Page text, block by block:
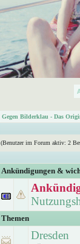
Gegen Bilderklau - Das
(Benutzer im Forum aktiv: 2
Ankündigungen &
Themen
Dresden